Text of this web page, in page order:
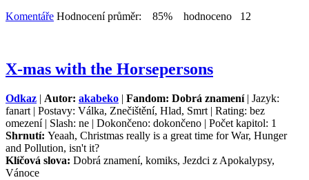
Komentáře Hodnocení průměr: 85% hodnoceno 12
X-mas with the Horsepersons
Odkaz | Autor: akabeko | Fandom: Dobrá znamení| Jazyk:
fanart | Postavy: Válka, Znečištění, Hlad, Smrt | Rating: bez
omezení | Slash: ne | Dokončeno: dokončeno | Počet kapitol: 1
Shrnutí: Yeaah, Christmas really is a great time for War, Hunger
and Pollution, isn't it?
Klíčová slova: Dobrá znamení, komiks, Jezdci z Apokalypsy,
Vánoce